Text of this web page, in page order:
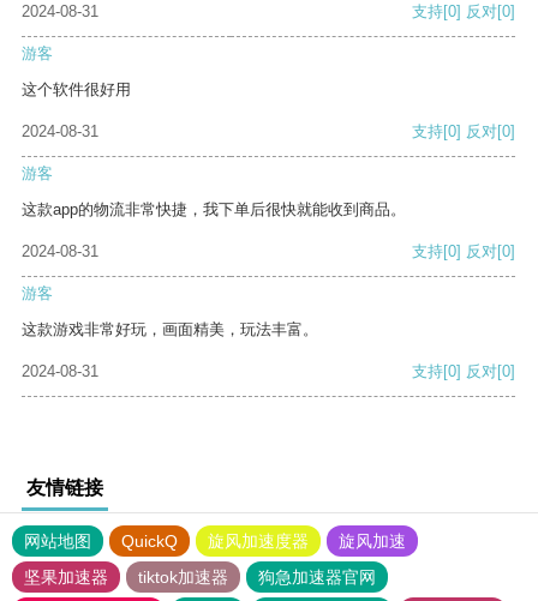
2024-08-31 支持[0] 反对[0]
游客
这个软件很好用
2024-08-31 支持[0] 反对[0]
游客
这款app的物流非常快捷，我下单后很快就能收到商品。
2024-08-31 支持[0] 反对[0]
游客
这款游戏非常好玩，画面精美，玩法丰富。
2024-08-31 支持[0] 反对[0]
友情链接
网站地图 QuickQ 旋风加速度器
旋风加速
坚果加速器
tiktok加速器
狗急加速器官网